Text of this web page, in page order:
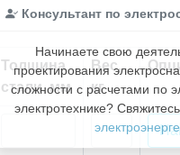
Консультант по
Начинаете свою
проектирования
сложности с расчетами по
электротехнике?
Толщина
стали, мм
Вес,
кг